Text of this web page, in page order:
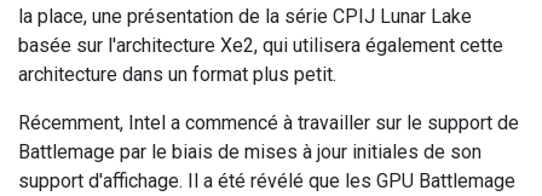
la place, une présentation de la série CPIJ Lunar Lake
basée sur l'architecture Xe2, qui utilisera également cette
architecture dans un format plus petit.
Récemment, Intel a commencé à travailler sur le support de
Battlemage par le biais de mises à jour initiales de son
support d'affichage. Il a été révélé que les GPU Battlemage